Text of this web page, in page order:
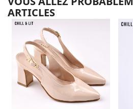
ARTICLES